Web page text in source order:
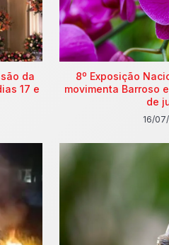
da
17 e
8º Exposição
movimenta Barroso
de
16/